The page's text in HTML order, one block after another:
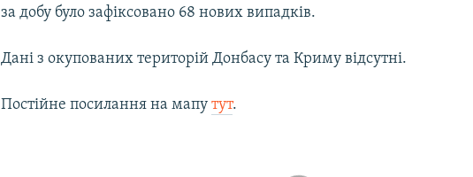
за добу було зафіксовано 68 нових випадків.
Дані з окупованих територій Донбасу та Криму відсутні.
Постійне посилання на мапутут.